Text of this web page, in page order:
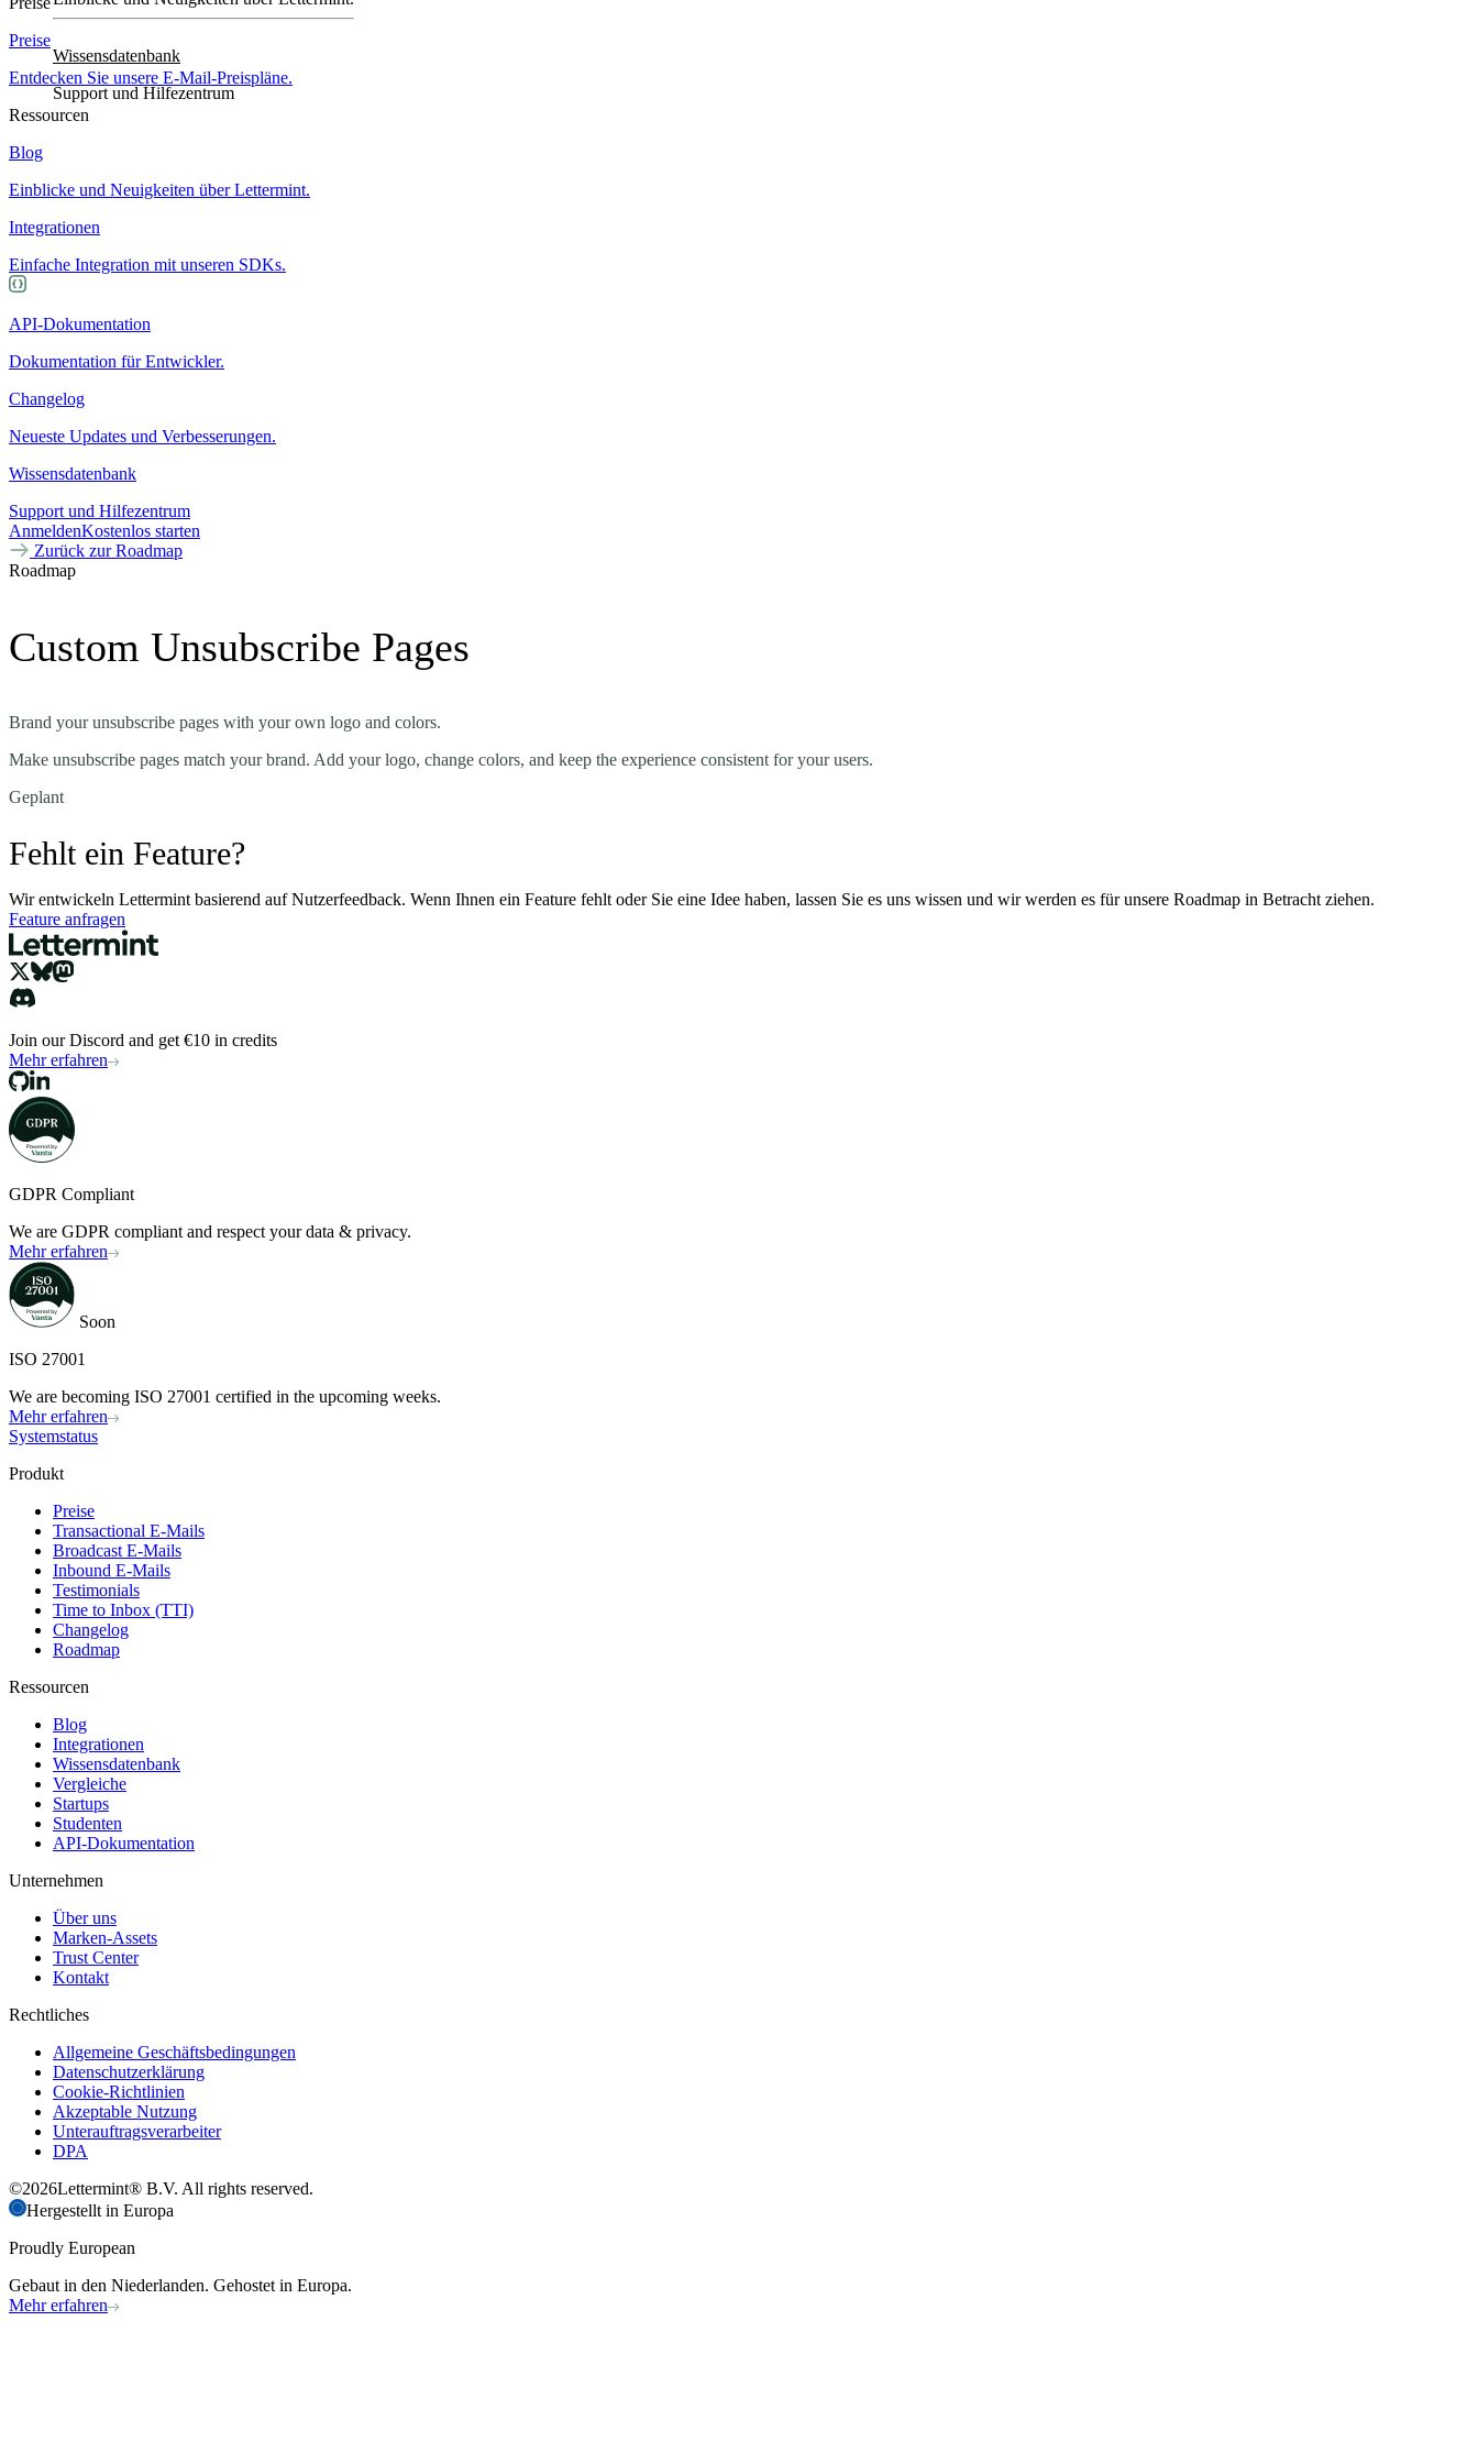
Wissensdatenbank
Support und Hilfezentrum
Preise
Entdecken Sie unsere E-Mail-Preispläne.
Ressourcen
Blog
Einblicke und Neuigkeiten über Lettermint.
Integrationen
Einfache Integration mit unseren SDKs.
API-Dokumentation
Dokumentation für Entwickler.
Changelog
Neueste Updates und Verbesserungen.
Wissensdatenbank
Support und Hilfezentrum
AnmeldenKostenlos starten
Zurück zur Roadmap
Roadmap
Custom Unsubscribe Pages
Brand your unsubscribe pages with your own logo and colors.
Make unsubscribe pages match your brand. Add your logo, change colors, and keep the experience consistent for your users.
Geplant
Fehlt ein Feature?
Wir entwickeln Lettermint basierend auf Nutzerfeedback. Wenn Ihnen ein Feature fehlt oder Sie eine Idee haben, lassen Sie es uns wissen und wir werden es für unsere Roadmap in Betracht ziehen.
Feature anfragen
Join our Discord and get €10 in credits
Mehr erfahren
GDPR Compliant
We are GDPR compliant and respect your data & privacy.
Mehr erfahren
Soon
ISO 27001
We are becoming ISO 27001 certified in the upcoming weeks.
Mehr erfahren
Systemstatus
Produkt
Preise
Transactional E-Mails
Broadcast E-Mails
Inbound E-Mails
Testimonials
Time to Inbox (TTI)
Changelog
Roadmap
Ressourcen
Blog
Integrationen
Wissensdatenbank
Vergleiche
Startups
Studenten
API-Dokumentation
Unternehmen
Über uns
Marken-Assets
Trust Center
Kontakt
Rechtliches
Allgemeine Geschäftsbedingungen
Datenschutzerklärung
Cookie-Richtlinien
Akzeptable Nutzung
Unterauftragsverarbeiter
DPA
©2026Lettermint® B.V. All rights reserved.
Hergestellt in Europa
Proudly European
Gebaut in den Niederlanden. Gehostet in Europa.
Mehr erfahren